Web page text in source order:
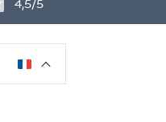
4,5/5